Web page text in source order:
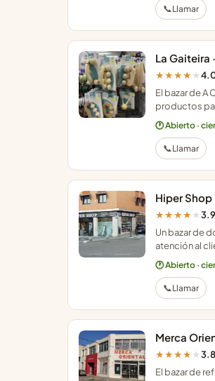
📞Llamar
La Gaiteira
★★★★★
El bazar de
productos
🕐 Abierto ·
📞Llamar
Hiper Shop
★★★★★ 3.9
Un bazar de
atención al
🕐 Abierto ·
📞Llamar
Merca
★★★★★ 3.8
El bazar de